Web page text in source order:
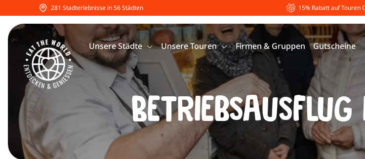
281 Stadterlebnisse in 56 Städten 15% Rabatt auf Touren
Unsere Städte Unsere Touren Firmen & Gruppen Gutscheine